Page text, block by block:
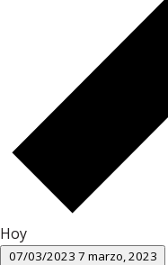
Hoy
07/03/2023 7 marzo, 2023